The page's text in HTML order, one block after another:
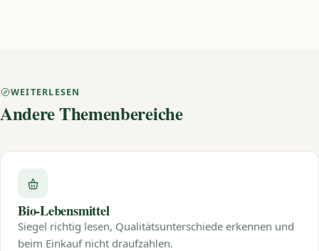
WEITERLESEN
Andere Themenbereiche
Bio-Lebensmittel
Siegel richtig lesen, Qualitätsunterschiede erkennen und
beim Einkauf nicht draufzahlen.